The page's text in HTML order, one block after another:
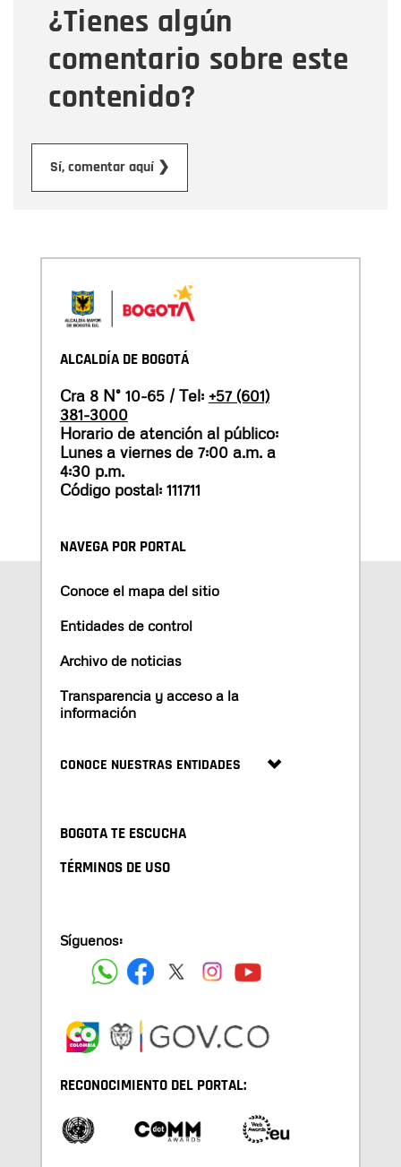
¿Tienes algún
comentario sobre este
contenido?
Sí, comentar aquí ❯
Mensaje
ALCALDÍA DE BOGOTÁ
Cra 8 N° 10-65 / Tel: +57 (601)
381-3000
Horario de atención al público:
Lunes a viernes de 7:00 a.m. a
4:30 p.m.
Código postal: 111711
NAVEGA POR PORTAL
Conoce el mapa del sitio
Entidades de control
Archivo de noticias
Transparencia y acceso a la
información
CONOCE NUESTRAS ENTIDADES
BOGOTA TE ESCUCHA
TÉRMINOS DE USO
Síguenos:
RECONOCIMIENTO DEL PORTAL: